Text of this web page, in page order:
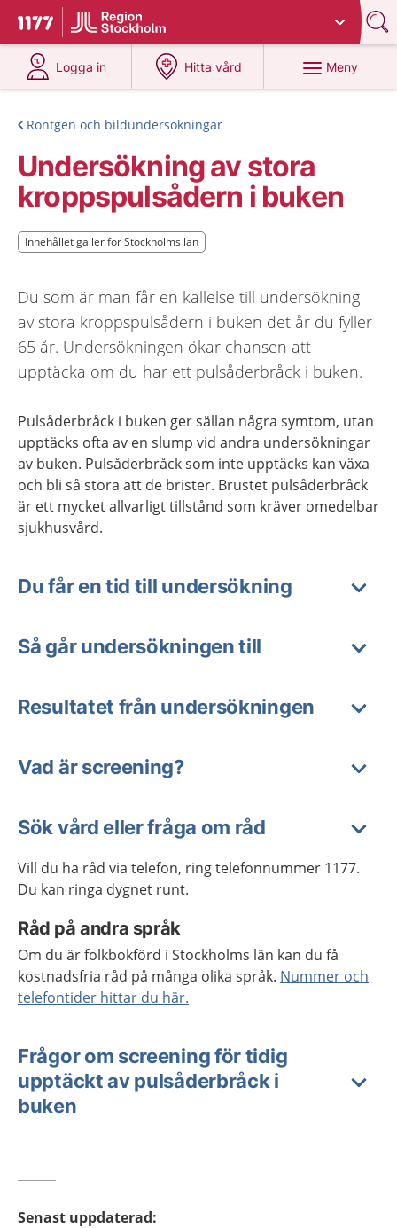
Till startsidan för 1177
Du har valt region
Logga in
på 1177.se
Hitta vård
på 1177.se
Meny
Röntgen och bildundersökningar
Undersökning av stora
kroppspulsådern i buken
Innehållet gäller för Stockholms län
Innehållet gäller för Stockholms län
Du som är man får en kallelse till undersökning
av stora kroppspulsådern i buken det år du fyller
65 år. Undersökningen ökar chansen att
upptäcka om du har ett pulsåderbråck i buken.
Pulsåderbråck i buken ger sällan några symtom, utan
upptäcks ofta av en slump vid andra undersökningar
av buken. Pulsåderbråck som inte upptäcks kan växa
och bli så stora att de brister. Brustet pulsåderbråck
är ett mycket allvarligt tillstånd som kräver omedelbar
sjukhusvård.
Du får en tid till undersökning
Så går undersökningen till
Resultatet från undersökningen
Vad är screening?
Sök vård eller fråga om råd
Vill du ha råd via telefon, ring telefonnummer 1177.
Du kan ringa dygnet runt.
Råd på andra språk
Om du är folkbokförd i Stockholms län kan du få
kostnadsfria råd på många olika språk. Nummer och
telefontider hittar du här.
Frågor om screening för tidig
upptäckt av pulsåderbråck i
buken
Senast uppdaterad: